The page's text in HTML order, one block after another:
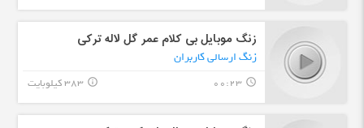
زنگ موبایل بی کلام عمر گل لاله ترکی
زنگ ارسالی کاربران
query_builder
00:23 383 کیلوبایت info_outline